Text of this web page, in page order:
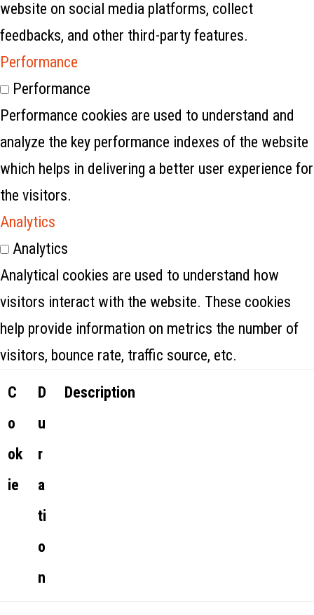
website on social media platforms, collect
feedbacks, and other third-party features.
Performance
Performance
Performance cookies are used to understand and
analyze the key performance indexes of the website
which helps in delivering a better user experience for
the visitors.
Analytics
Analytics
Analytical cookies are used to understand how
visitors interact with the website. These cookies
help provide information on metrics the number of
visitors, bounce rate, traffic source, etc.
C
o
ok
ie
D
u
r
a
ti
o
n
Description